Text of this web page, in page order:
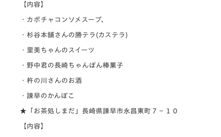
【内容】
・カボチャコンソメスープ、
・杉谷本舗さんの勝テラ(カステラ)
・里 美ちゃんのスイーツ
・野中君の長崎ちゃんぽん棒菓子
・杵の川さんのお酒
・諫早のかんぼこ
★「お茶処しまだ」長崎県諫早市永昌東町７−１０
【内容】